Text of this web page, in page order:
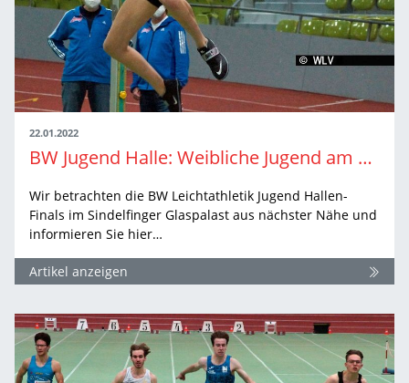
22.01.2022
BW Jugend Halle: Weibliche Jugend am Samstag
Wir betrachten die BW Leichtathletik Jugend Hallen-
Finals im Sindelfinger Glaspalast aus nächster Nähe und
informieren Sie hier…
Artikel anzeigen